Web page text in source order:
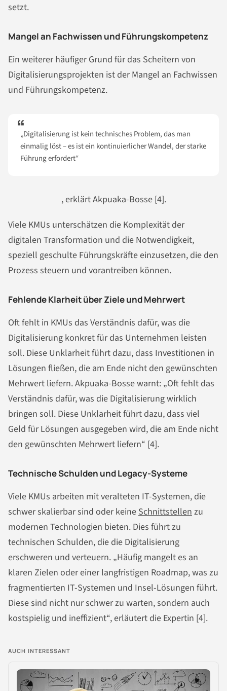
setzt.
Mangel an Fachwissen und Führungskompetenz
Ein weiterer häufiger Grund für das Scheitern von
Digitalisierungsprojekten ist der Mangel an Fachwissen
und Führungskompetenz.
„Digitalisierung ist kein technisches Problem, das man
einmalig löst – es ist ein kontinuierlicher Wandel, der starke
Führung erfordert“
, erklärt Akpuaka-Bosse [4].
Viele KMUs unterschätzen die Komplexität der
digitalen Transformation und die Notwendigkeit,
speziell geschulte Führungskräfte einzusetzen, die den
Prozess steuern und vorantreiben können.
Fehlende Klarheit über Ziele und Mehrwert
Oft fehlt in KMUs das Verständnis dafür, was die
Digitalisierung konkret für das Unternehmen leisten
soll. Diese Unklarheit führt dazu, dass Investitionen in
Lösungen fließen, die am Ende nicht den gewünschten
Mehrwert liefern. Akpuaka-Bosse warnt: „Oft fehlt das
Verständnis dafür, was die Digitalisierung wirklich
bringen soll. Diese Unklarheit führt dazu, dass viel
Geld für Lösungen ausgegeben wird, die am Ende nicht
den gewünschten Mehrwert liefern“ [4].
Technische Schulden und Legacy-Systeme
Viele KMUs arbeiten mit veralteten IT-Systemen, die
schwer skalierbar sind oder keine Schnittstellen zu
modernen Technologien bieten. Dies führt zu
technischen Schulden, die die Digitalisierung
erschweren und verteuern. „Häufig mangelt es an
klaren Zielen oder einer langfristigen Roadmap, was zu
fragmentierten IT-Systemen und Insel-Lösungen führt.
Diese sind nicht nur schwer zu warten, sondern auch
kostspielig und ineffizient“, erläutert die Expertin [4].
AUCH INTERESSANT